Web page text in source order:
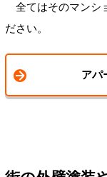
全てはそのマンシ
ださい。
アパ